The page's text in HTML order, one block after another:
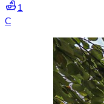
1
C